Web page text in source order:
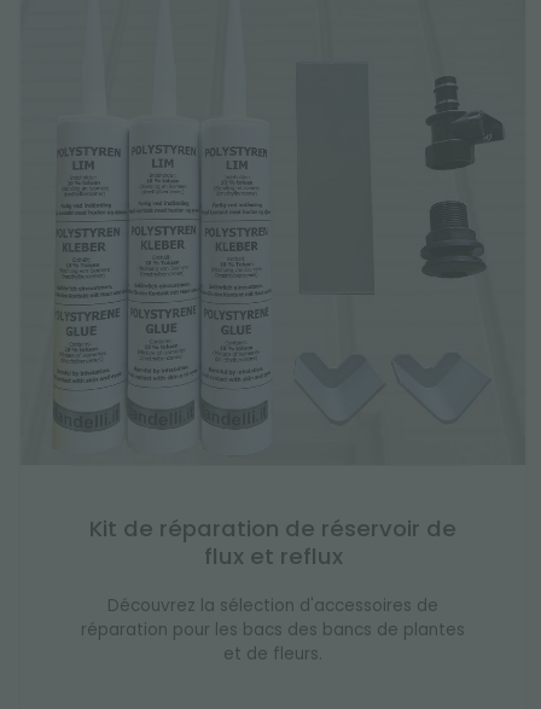
Kit de réparation de réservoir de
flux et reflux
Découvrez la sélection d'accessoires de
réparation pour les bacs des bancs de plantes
et de fleurs.